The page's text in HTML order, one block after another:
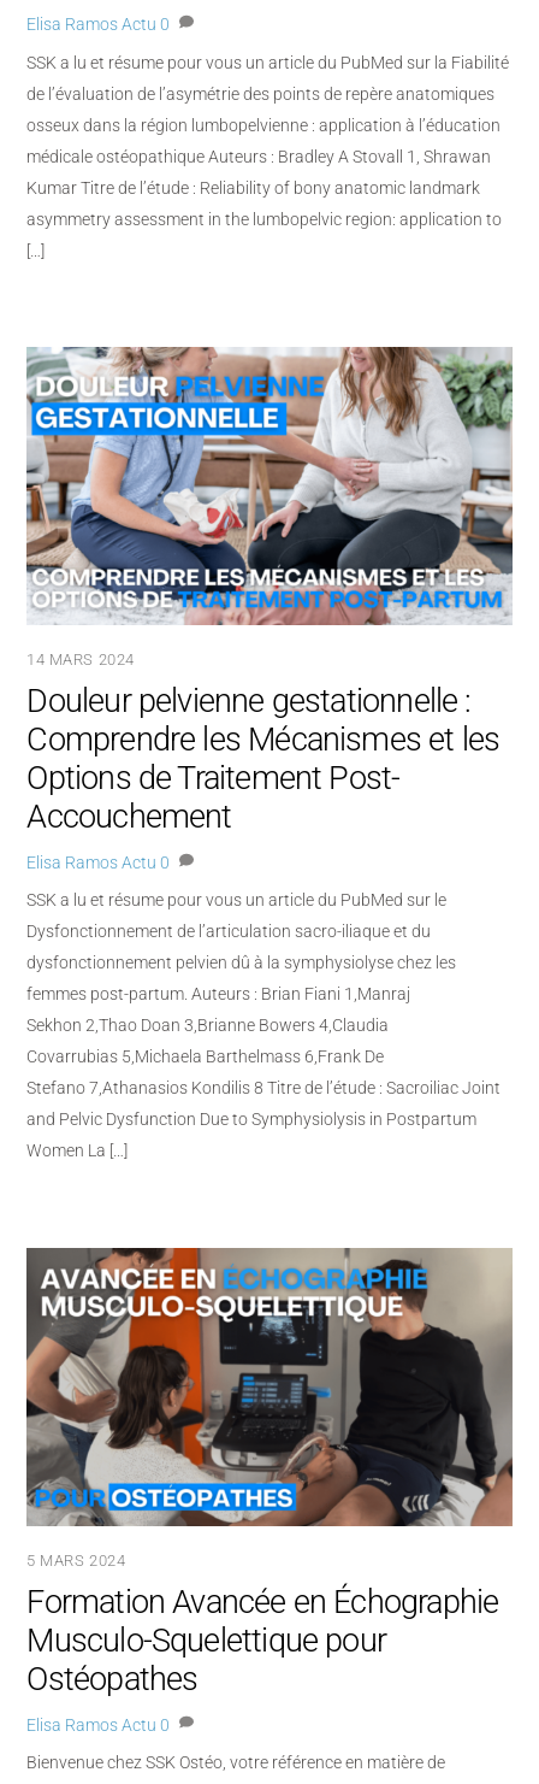
Elisa Ramos Actu 0
SSK a lu et résume pour vous un article du PubMed sur la Fiabilité
de l’évaluation de l’asymétrie des points de repère anatomiques
osseux dans la région lumbopelvienne : application à l’éducation
médicale ostéopathique Auteurs : Bradley A Stovall 1, Shrawan
Kumar Titre de l’étude : Reliability of bony anatomic landmark
asymmetry assessment in the lumbopelvic region: application to
[…]
14 MARS 2024
Douleur pelvienne gestationnelle :
Comprendre les Mécanismes et les
Options de Traitement Post-
Accouchement
Elisa Ramos Actu 0
SSK a lu et résume pour vous un article du PubMed sur le
Dysfonctionnement de l’articulation sacro-iliaque et du
dysfonctionnement pelvien dû à la symphysiolyse chez les
femmes post-partum. Auteurs : Brian Fiani 1,Manraj
Sekhon 2,Thao Doan 3,Brianne Bowers 4,Claudia
Covarrubias 5,Michaela Barthelmass 6,Frank De
Stefano 7,Athanasios Kondilis 8 Titre de l’étude : Sacroiliac Joint
and Pelvic Dysfunction Due to Symphysiolysis in Postpartum
Women La […]
5 MARS 2024
Formation Avancée en Échographie
Musculo-Squelettique pour
Ostéopathes
Elisa Ramos Actu 0
Bienvenue chez SSK Ostéo, votre référence en matière de